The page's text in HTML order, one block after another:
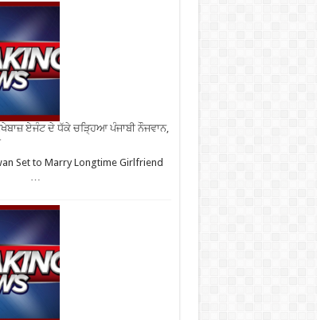
ਏਜੰਟ ਦੇ ਧੱਕੇ ਚੜ੍ਹਿਆ ਪੰਜਾਬੀ ਨੌਜਵਾਨ,
Set to Marry Longtime Girlfriend
…